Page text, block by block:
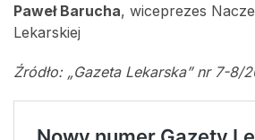
Paweł Barucha, wiceprezes
Lekarskiej
Źródło: „Gazeta Lekarska” nr 7-8/